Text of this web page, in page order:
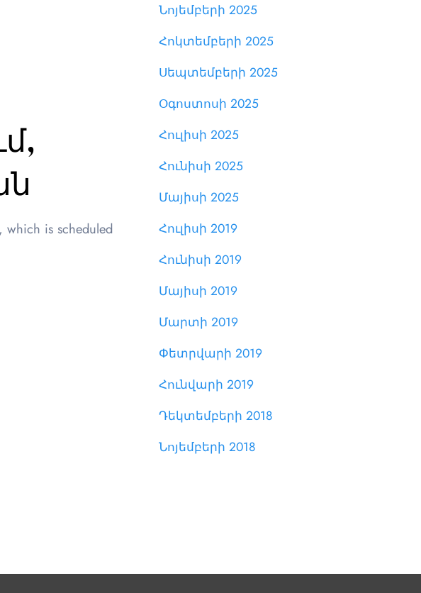
which is scheduled
Նոյեմբերի 2025
Հոկտեմբերի 2025
Սեպտեմբերի 2025
Օգոստոսի 2025
Հուլիսի 2025
Հունիսի 2025
Մայիսի 2025
Հուլիսի 2019
Հունիսի 2019
Մայիսի 2019
Մարտի 2019
Փետրվարի 2019
Հունվարի 2019
Դեկտեմբերի 2018
Նոյեմբերի 2018